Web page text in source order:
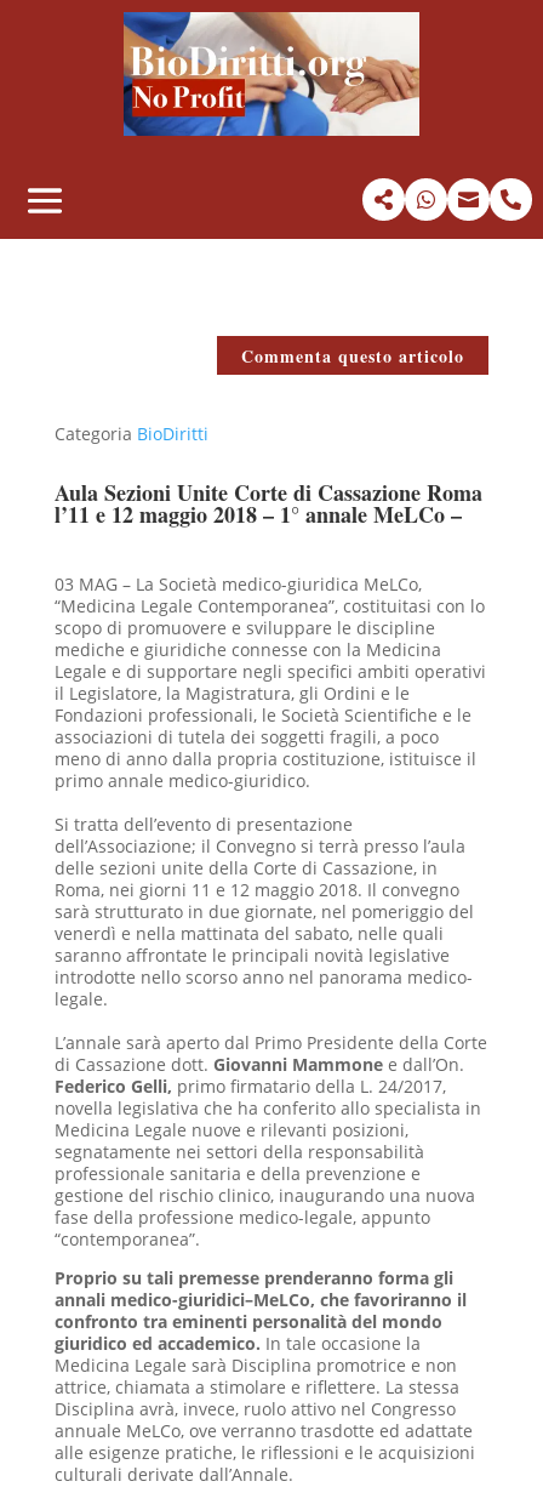
   
Commenta questo articolo
Categoria BioDiritti
Aula Sezioni Unite Corte di Cassazione Roma
l’11 e 12 maggio 2018 – 1° annale MeLCo –
03 MAG – La Società medico-giuridica MeLCo,
“Medicina Legale Contemporanea”, costituitasi con lo
scopo di promuovere e sviluppare le discipline
mediche e giuridiche connesse con la Medicina
Legale e di supportare negli specifici ambiti operativi
il Legislatore, la Magistratura, gli Ordini e le
Fondazioni professionali, le Società Scientifiche e le
associazioni di tutela dei soggetti fragili, a poco
meno di anno dalla propria costituzione, istituisce il
primo annale medico-giuridico.
Si tratta dell’evento di presentazione
dell’Associazione; il Convegno si terrà presso l’aula
delle sezioni unite della Corte di Cassazione, in
Roma, nei giorni 11 e 12 maggio 2018. Il convegno
sarà strutturato in due giornate, nel pomeriggio del
venerdì e nella mattinata del sabato, nelle quali
saranno affrontate le principali novità legislative
introdotte nello scorso anno nel panorama medico-
legale.
L’annale sarà aperto dal Primo Presidente della Corte
di Cassazione dott. Giovanni Mammonee dall’On.
Federico Gelli, primo firmatario della L. 24/2017,
novella legislativa che ha conferito allo specialista in
Medicina Legale nuove e rilevanti posizioni,
segnatamente nei settori della responsabilità
professionale sanitaria e della prevenzione e
gestione del rischio clinico, inaugurando una nuova
fase della professione medico-legale, appunto
“contemporanea”.
Proprio su tali premesse prenderanno forma gli
annali medico-giuridici–MeLCo, che favoriranno il
confronto tra eminenti personalità del mondo
giuridico ed accademico. In tale occasione la
Medicina Legale sarà Disciplina promotrice e non
attrice, chiamata a stimolare e riflettere. La stessa
Disciplina avrà, invece, ruolo attivo nel Congresso
annuale MeLCo, ove verranno trasdotte ed adattate
alle esigenze pratiche, le riflessioni e le acquisizioni
culturali derivate dall’Annale.